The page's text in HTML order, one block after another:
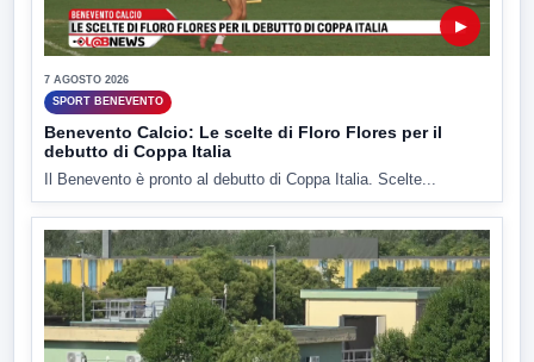
▶
7 AGOSTO 2026
SPORT BENEVENTO
Benevento Calcio: Le scelte di Floro Flores per il
debutto di Coppa Italia
Il Benevento è pronto al debutto di Coppa Italia. Scelte...